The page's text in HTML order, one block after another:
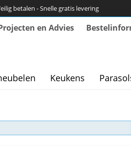
betalen - Snelle gratis levering
en Advies
Keukens